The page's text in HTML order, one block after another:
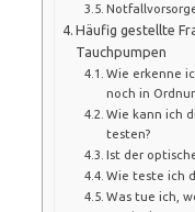
Häufig gestellte
Tauchpumpen
Wie erkenne
noch in
Wie kann ich
testen?
Ist der
Wie teste ich
Was tue ich,